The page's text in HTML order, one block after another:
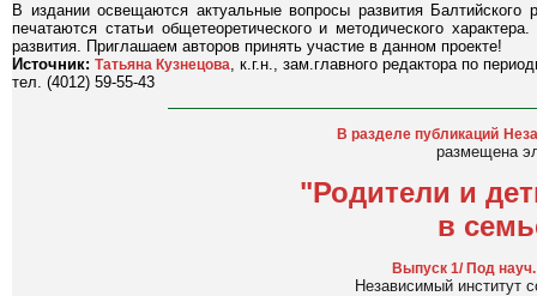
В издании освещаются актуальные вопросы развития
печатаются статьи общетеоретического и методического
развития. Приглашаем авторов принять участие в данном проекте!
Источник: Татьяна Кузнецова, к.г.н., зам.главного редактора по
тел. (4012) 59-55-43
В разделе публикаций
размещена
"Родители и
в
Выпуск 1/ Под
Независимый институт